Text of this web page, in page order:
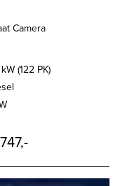
Camera
(122 PK)